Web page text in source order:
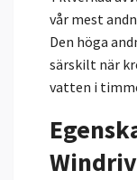
vår mest
Den höga
särskilt när
vatten i